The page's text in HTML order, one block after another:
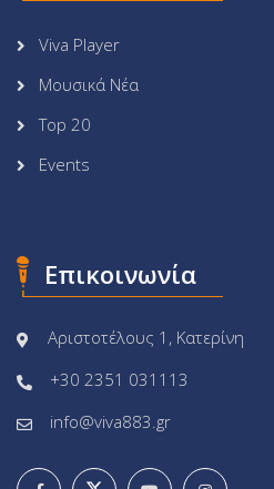
Viva Player
Μουσικά Νέα
Top 20
Events
Επικοινωνία
Αριστοτέλους 1, Κατερίνη
+30 2351 031113
info@viva883.gr